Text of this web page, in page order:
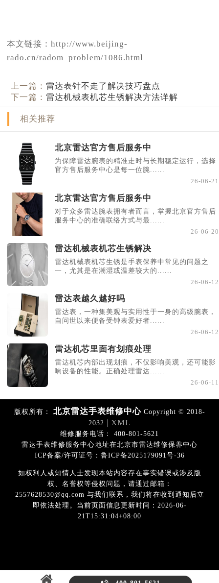
本文链接：http://www.beijing-
rado.cn/radom_problem/1086.html
上一篇：雷达表针不走了解决技巧盘点
下一篇：雷达机械表机芯生锈解决方法详解
相关推荐
北京雷达官方售后服务中
为保障雷达腕表的精准走时与长期稳定运行，选择
官方售后服务中心是每一位腕......
26-06-21
北京雷达官方售后服务中
对于众多雷达腕表拥有者而言，掌握北京官方售后
服务中心的准确联络方式与最......
26-06-20
雷达机械表机芯生锈解决
雷达机械表机芯生锈是手表保养中常见的问题之
一，尤其是在潮湿或温差较大的......
26-06-12
雷达表越久越好吗
雷达表，一种集美观与实用性于一身的高级腕表，
自问世以来便备受钟表爱好者......
26-06-12
雷达机芯里面有划痕处理
雷达机芯内部出现划痕，不仅影响美观，还可能影
响设备的性能。正确处理雷达......
26-06-11
版权所有： 北京雷达手表维修中心Copyright © 2018-
2032
| XML
维修服务电话： 400-801-5621
雷达手表维修服务中心地址在北京市雷达维修保养中心
ICP备案/许可证号：鲁ICP备2025179091号-36
如权利人或知情人士发现本站内容存在事实错误或涉及版
权、名誉权等侵权问题，请通过邮箱：
2557628530@qq.com 与我们联系，我们将在收到通知后立
即依法处理。当前页面信息更新时间：2026-06-
21T15:31:04+08:00